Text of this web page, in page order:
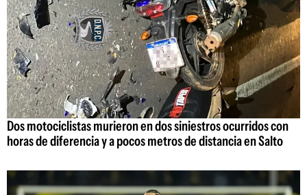
Dos motociclistas murieron en dos siniestros ocurridos con
horas de diferencia y a pocos metros de distancia en Salto